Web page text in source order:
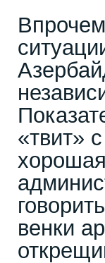
«твит»
венки